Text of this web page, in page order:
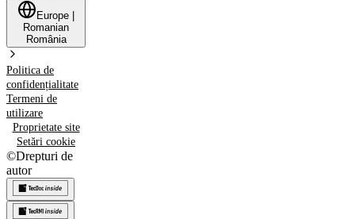
Europe
Romanian
România
Politica de
confidențialitate
Termeni de
utilizare
Proprietate site
Setări cookie
©Drepturi de
autor